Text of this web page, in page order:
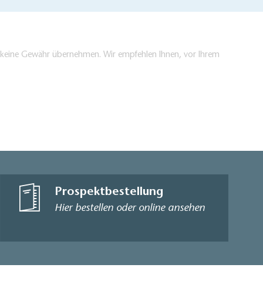
Gewähr übernehmen. Wir empfehlen Ihnen, vor Ihrem
Prospektbestellung
Hier bestellen oder online ansehen